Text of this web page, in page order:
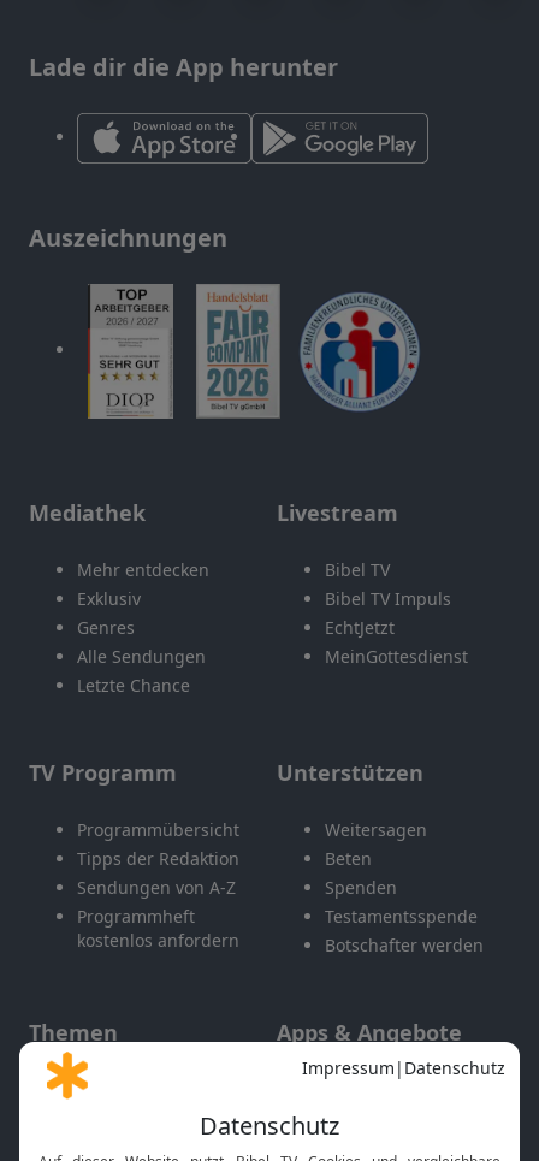
Lade dir die App herunter
Auszeichnungen
Mediathek
Mehr entdecken
Exklusiv
Genres
Alle Sendungen
Letzte Chance
Livestream
Bibel TV
Bibel TV Impuls
EchtJetzt
MeinGottesdienst
TV Programm
Programmübersicht
Tipps der Redaktion
Sendungen von A-Z
Programmheft
kostenlos anfordern
Unterstützen
Weitersagen
Beten
Spenden
Testamentsspende
Botschafter werden
Themen
Gott und Bibel erklärt
Apps & Angebote
Mobile App